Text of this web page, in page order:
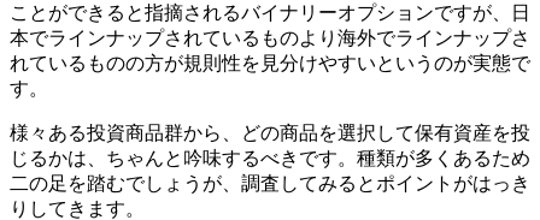
ことができると指摘されるバイナリーオプションですが、日
本でラインナップされているものより海外でラインナップさ
れているものの方が規則性を見分けやすいというのが実態で
す。
様々ある投資商品群から、どの商品を選択して保有資産を投
じるかは、ちゃんと吟味するべきです。種類が多くあるため
二の足を踏むでしょうが、調査してみるとポイントがはっき
りしてきます。